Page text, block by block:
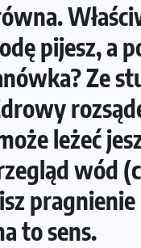
pijesz, a
Ze
leżeć
wód
to sens.